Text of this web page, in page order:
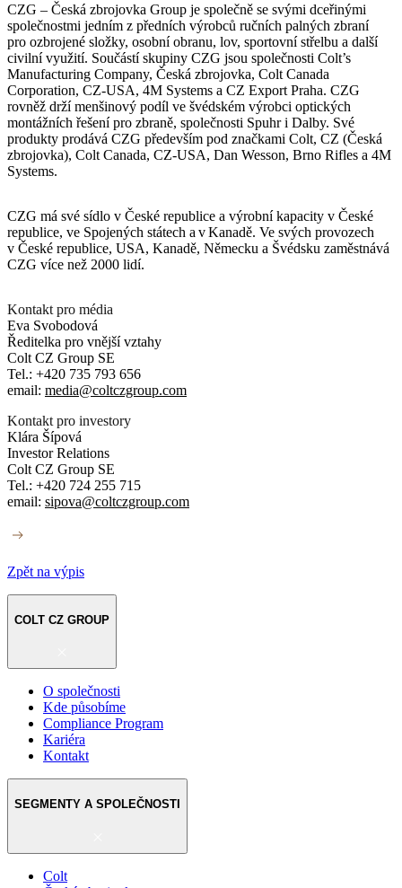
CZG – Česká zbrojovka Group je společně se svými dceřinými
společnostmi jedním z předních výrobců ručních palných zbraní
pro ozbrojené složky, osobní obranu, lov, sportovní střelbu a další
civilní využití. Součástí skupiny CZG jsou společnosti Colt’s
Manufacturing Company, Česká zbrojovka, Colt Canada
Corporation, CZ-USA, 4M Systems a CZ Export Praha. CZG
rovněž drží menšinový podíl ve švédském výrobci optických
montážních řešení pro zbraně, společnosti Spuhr i Dalby. Své
produkty prodává CZG především pod značkami Colt, CZ (Česká
zbrojovka), Colt Canada, CZ-USA, Dan Wesson, Brno Rifles a 4M
Systems.
CZG má své sídlo v České republice a výrobní kapacity v České
republice, ve Spojených státech a v Kanadě. Ve svých provozech
v České republice, USA, Kanadě, Německu a Švédsku zaměstnává
CZG více než 2000 lidí.
Kontakt pro média
Eva Svobodová
Ředitelka pro vnější vztahy
Colt CZ Group SE
Tel.: +420 735 793 656
email: media@coltczgroup.com
Kontakt pro investory
Klára Šípová
Investor Relations
Colt CZ Group SE
Tel.: +420 724 255 715
email: sipova@coltczgroup.com
Zpět na výpis
COLT CZ GROUP
O společnosti
Kde působíme
Compliance Program
Kariéra
Kontakt
SEGMENTY A SPOLEČNOSTI
Colt